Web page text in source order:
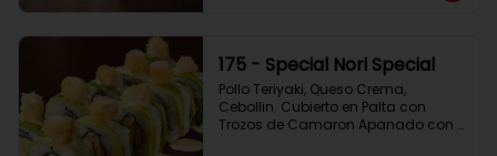
175 - Special Nori Special
Pollo Teriyaki, Queso Crema,
Cebollin. Cubierto en Palta con
Trozos de Camaron Apanado con